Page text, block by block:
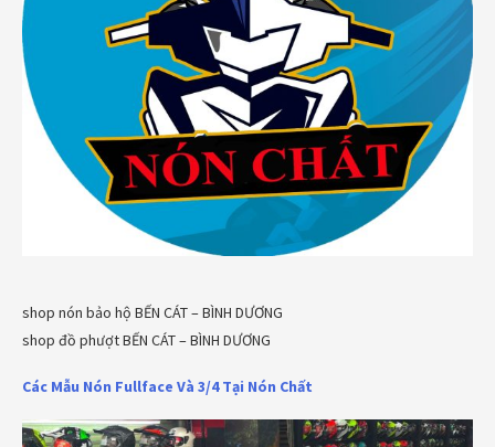
shop nón bảo hộ BẾN CÁT – BÌNH DƯƠNG
shop đồ phượt BẾN CÁT – BÌNH DƯƠNG
Các Mẫu Nón Fullface Và 3/4 Tại Nón Chất